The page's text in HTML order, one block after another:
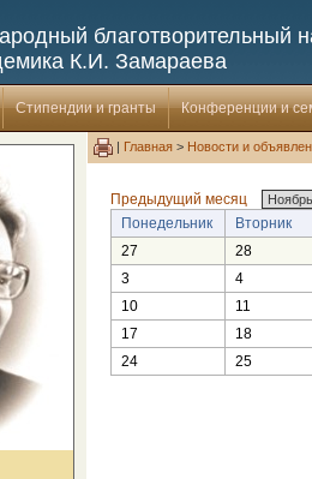
благотворительный
К.И. Замараева
Стипендии и гранты Конференции и
| Главная > Новости и
Предыдущий месяц
Понедельник
Вторник
27
28
3
4
10
11
17
18
24
25